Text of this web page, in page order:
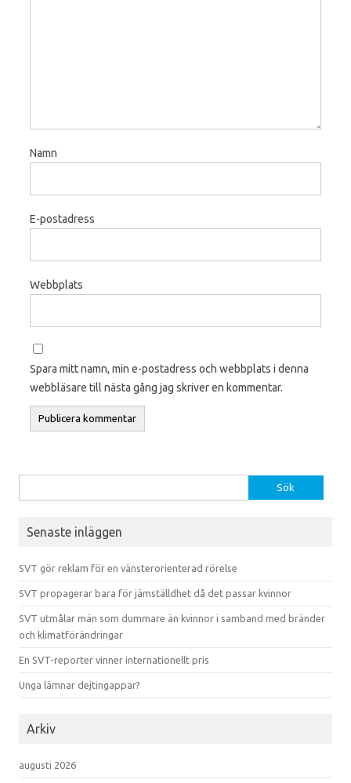
Namn
E-postadress
Webbplats
Spara mitt namn, min e-postadress och webbplats i denna
webbläsare till nästa gång jag skriver en kommentar.
Senaste inläggen
SVT gör reklam för en vänsterorienterad rörelse
SVT propagerar bara för jämställdhet då det passar kvinnor
SVT utmålar män som dummare än kvinnor i samband med bränder
och klimatförändringar
En SVT-reporter vinner internationellt pris
Unga lämnar dejtingappar?
Arkiv
augusti 2026